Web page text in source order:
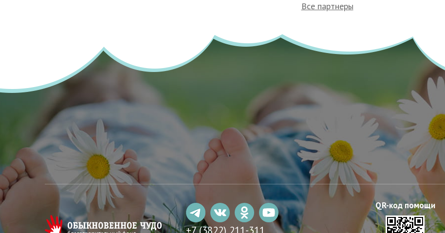
Все партнеры
+7 (3822) 211-311